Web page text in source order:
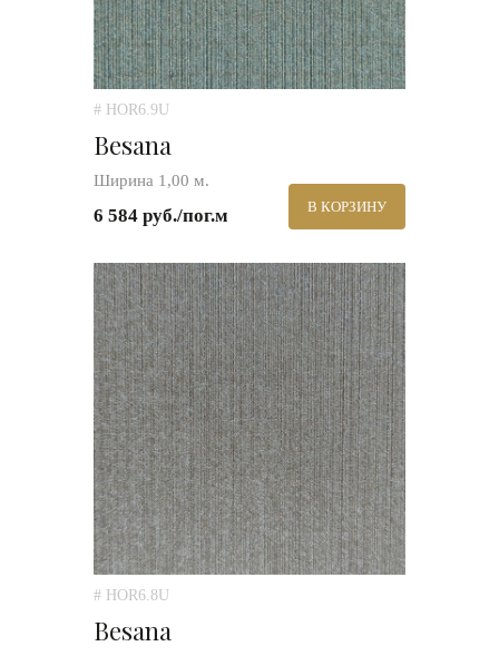
# HOR6.9U
Besana
Ширина 1,00 м.
6 584 руб./пог.м В КОРЗИНУ
# HOR6.8U
Besana